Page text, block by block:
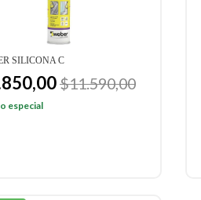
SILICONA C
$11.590,00
especial